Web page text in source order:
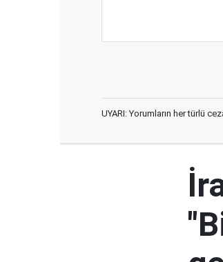
UYARI: Yorumların her türlü